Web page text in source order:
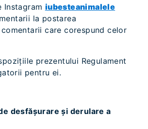
Instagram iubesteanimalele
la postarea
comentarii care corespund celor
prezentului Regulament
pentru ei.
desfăşurare şi derulare a